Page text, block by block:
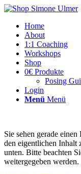
Home
About
1:1 Coaching
Workshops
Shop
0€ Produkte
Posing
Login
Menü Menü
Sie sehen gerade
den eigentlichen Inhalt
unten. Bitte beachten
weitergegeben werden.